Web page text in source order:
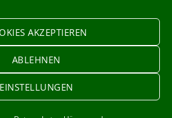
AKZEPTIEREN
ABLEHNEN
EINSTELLUNGEN
Richtlinie